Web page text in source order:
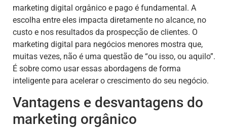
marketing digital orgânico e pago é fundamental. A
escolha entre eles impacta diretamente no alcance, no
custo e nos resultados da prospecção de clientes. O
marketing digital para negócios menores mostra que,
muitas vezes, não é uma questão de “ou isso, ou aquilo”.
É sobre como usar essas abordagens de forma
inteligente para acelerar o crescimento do seu negócio.
Vantagens e desvantagens do
marketing orgânico